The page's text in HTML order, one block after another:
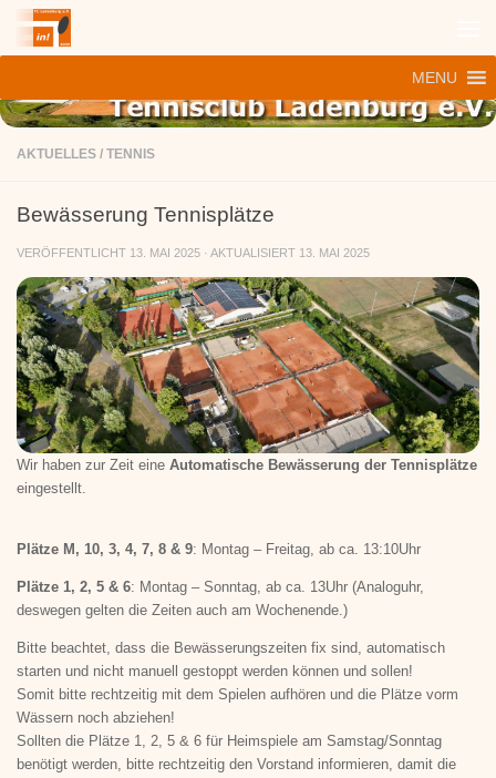
Zum Inhalt springen
MENU
AKTUELLES / TENNIS
Bewässerung Tennisplätze
VERÖFFENTLICHT 13. MAI 2025 · AKTUALISIERT 13. MAI 2025
Wir haben zur Zeit eine Automatische Bewässerung der Tennisplätze
eingestellt.
Plätze M, 10, 3, 4, 7, 8 & 9: Montag – Freitag, ab ca. 13:10Uhr
Plätze 1, 2, 5 & 6: Montag – Sonntag, ab ca. 13Uhr (Analoguhr,
deswegen gelten die Zeiten auch am Wochenende.)
Bitte beachtet, dass die Bewässerungszeiten fix sind, automatisch
starten und nicht manuell gestoppt werden können und sollen!
Somit bitte rechtzeitig mit dem Spielen aufhören und die Plätze vorm
Wässern noch abziehen!
Sollten die Plätze 1, 2, 5 & 6 für Heimspiele am Samstag/Sonntag
benötigt werden, bitte rechtzeitig den Vorstand informieren, damit die